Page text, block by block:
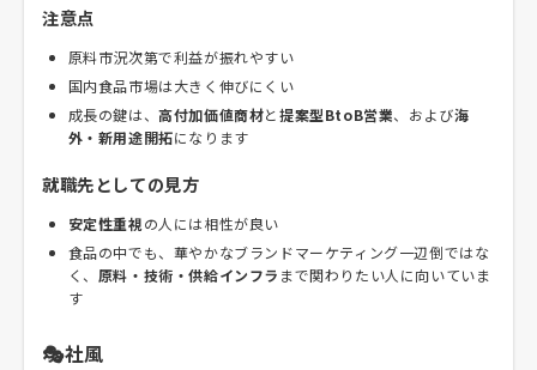
注意点
原料市況次第で利益が振れやすい
国内食品市場は大きく伸びにくい
成長の鍵は、高付加価値商材と提案型BtoB営業、および海
外・新用途開拓になります
就職先としての見方
安定性重視の人には相性が良い
食品の中でも、華やかなブランドマーケティング一辺倒ではな
く、 原料・技術・供給インフラ まで関わりたい人に向いていま
す
🎭社風